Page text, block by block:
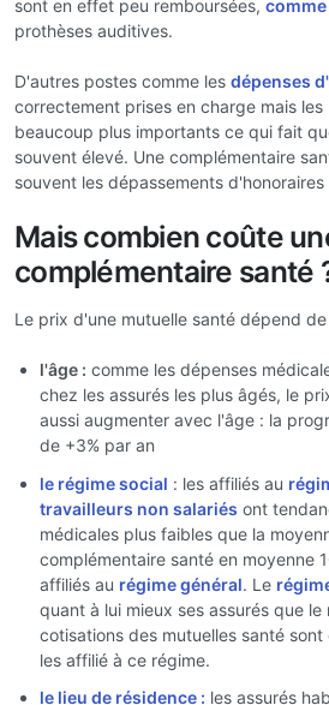
sont en effet peu remboursées,
prothèses auditives.
D'autres postes comme les dépenses
correctement prises en charge mais
beaucoup plus importants ce qui fait
souvent élevé. Une complémentaire
souvent les dépassements d'honoraires
Mais combien coûte
complémentaire santé
Le prix d'une mutuelle santé dépend
l'âge : comme les dépenses
chez les assurés les plus âgés, le
aussi augmenter avec l'âge : la
de +3% par an
le régime social : les affiliés au
travailleurs non salariés ont
médicales plus faibles que la
complémentaire santé en moyenne
affiliés au régime général. Le
quant à lui mieux ses assurés que le
cotisations des mutuelles santé
les affilié à ce régime.
le lieu de résidence : les assurés